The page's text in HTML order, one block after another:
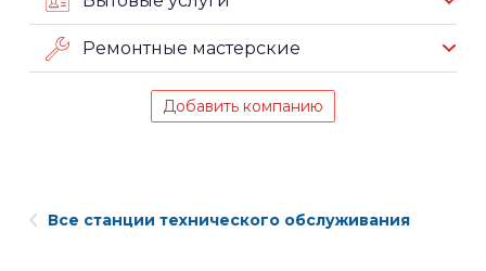
Ремонтные мастерские
Добавить компанию
Все станции технического обслуживания